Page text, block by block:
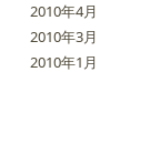
2010年4月
2010年3月
2010年1月